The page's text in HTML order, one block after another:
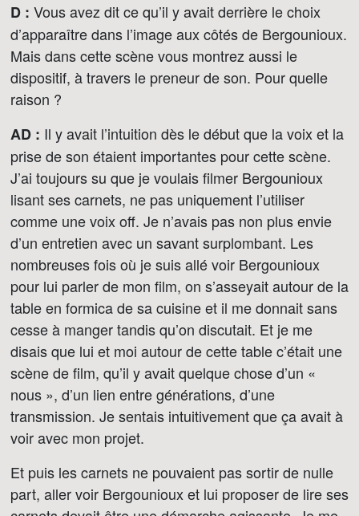
D : Vous avez dit ce qu’il y avait derrière le choix
d’apparaître dans l’image aux côtés de Bergounioux.
Mais dans cette scène vous montrez aussi le
dispositif, à travers le preneur de son. Pour quelle
raison ?
AD : Il y avait l’intuition dès le début que la voix et la
prise de son étaient importantes pour cette scène.
J’ai toujours su que je voulais filmer Bergounioux
lisant ses carnets, ne pas uniquement l’utiliser
comme une voix off. Je n’avais pas non plus envie
d’un entretien avec un savant surplombant. Les
nombreuses fois où je suis allé voir Bergounioux
pour lui parler de mon film, on s’asseyait autour de la
table en formica de sa cuisine et il me donnait sans
cesse à manger tandis qu’on discutait. Et je me
disais que lui et moi autour de cette table c’était une
scène de film, qu’il y avait quelque chose d’un «
nous », d’un lien entre générations, d’une
transmission. Je sentais intuitivement que ça avait à
voir avec mon projet.
Et puis les carnets ne pouvaient pas sortir de nulle
part, aller voir Bergounioux et lui proposer de lire ses